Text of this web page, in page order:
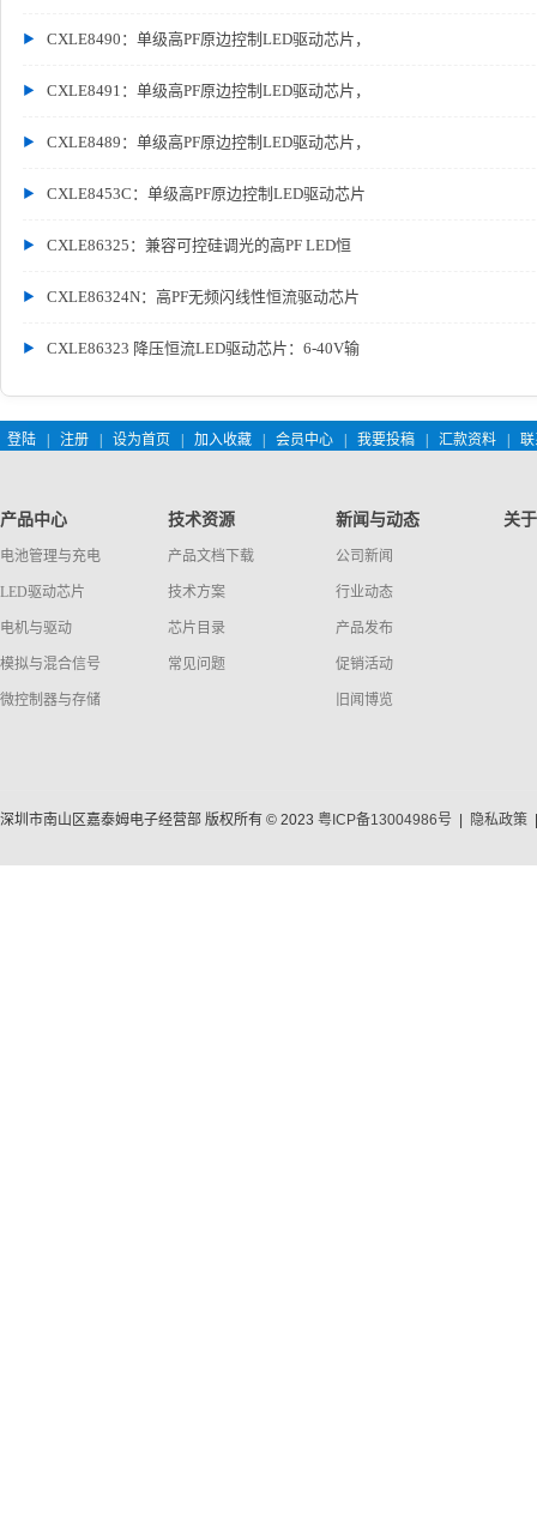
CXLE8490：单级高PF原边控制LED驱动芯片，
CXLE8491：单级高PF原边控制LED驱动芯片，
CXLE8489：单级高PF原边控制LED驱动芯片，
CXLE8453C：单级高PF原边控制LED驱动芯片
CXLE86325：兼容可控硅调光的高PF LED恒
CXLE86324N：高PF无频闪线性恒流驱动芯片
CXLE86323 降压恒流LED驱动芯片：6-40V输
登陆 注册 设为首页 加入收藏 会员中心 我要投稿 汇款资料
产品中心
电池管理与充电
LED驱动芯片
电机与驱动
模拟与混合信号
微控制器与存储
技术资源
产品文档下载
技术方案
芯片目录
常见问题
新闻与动态
公司新闻
行业动态
产品发布
促销活动
旧闻博览
关
深圳市南山区嘉泰姆电子经营部 版权所有 © 2023 粤ICP备13004986号 隐私政策